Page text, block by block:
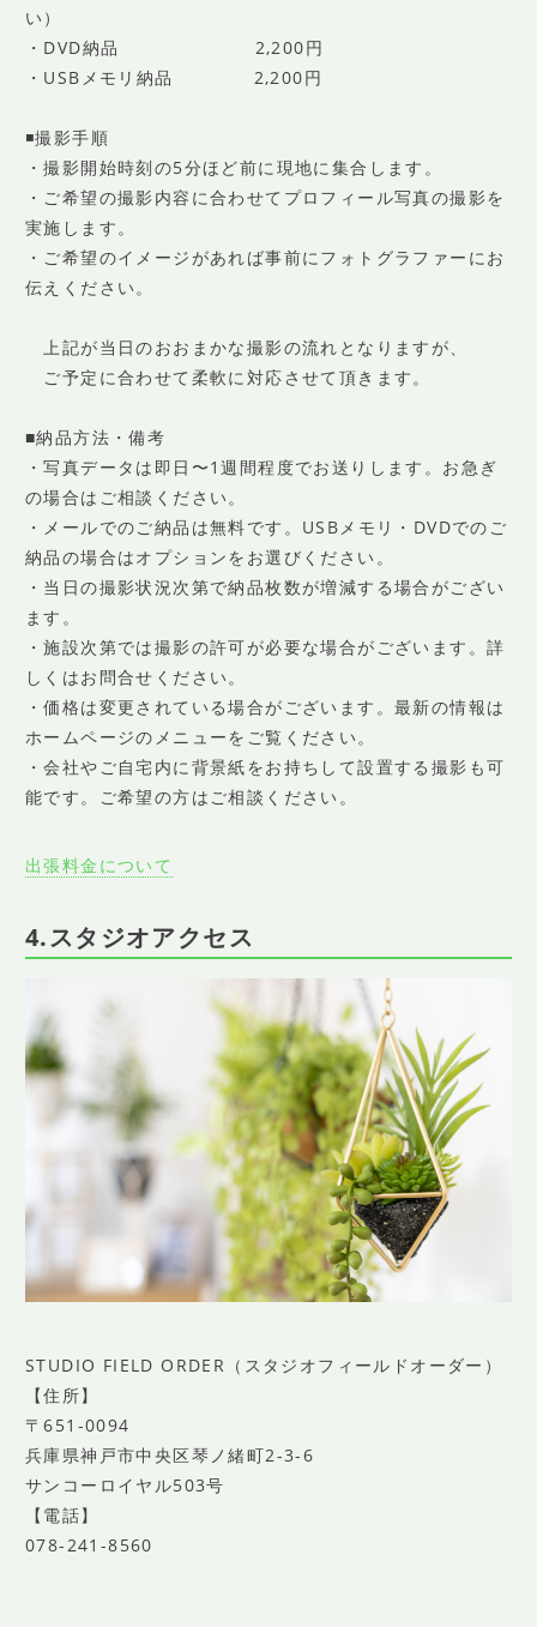
い）
・DVD納品 2,200円
・USBメモリ納品 2,200円
◾️撮影手順
・撮影開始時刻の5分ほど前に現地に集合します。
・ご希望の撮影内容に合わせてプロフィール写真の撮影を
実施します。
・ご希望のイメージがあれば事前にフォトグラファーにお
伝えください。
上記が当日のおおまかな撮影の流れとなりますが、
ご予定に合わせて柔軟に対応させて頂きます。
■納品方法・備考
・写真データは即日〜1週間程度でお送りします。お急ぎ
の場合はご相談ください。
・メールでのご納品は無料です。USBメモリ・DVDでのご
納品の場合はオプションをお選びください。
・当日の撮影状況次第で納品枚数が増減する場合がござい
ます。
・施設次第では撮影の許可が必要な場合がございます。詳
しくはお問合せください。
・価格は変更されている場合がございます。最新の情報は
ホームページのメニューをご覧ください。
・会社やご自宅内に背景紙をお持ちして設置する撮影も可
能です。ご希望の方はご相談ください。
出張料金について
4.スタジオアクセス
STUDIO FIELD ORDER（スタジオフィールドオーダー）
【住所】
〒651-0094
兵庫県神戸市中央区琴ノ緒町2-3-6
サンコーロイヤル503号
【電話】
078-241-8560